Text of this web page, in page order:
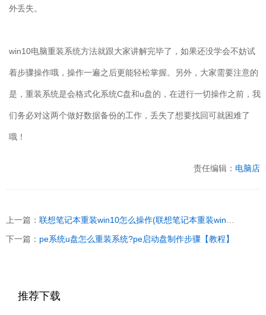
外丢失。
win10电脑重装系统方法就跟大家讲解完毕了，如果还没学会不妨试
着步骤操作哦，操作一遍之后更能轻松掌握。另外，大家需要注意的
是，重装系统是会格式化系统C盘和u盘的，在进行一切操作之前，我
们务必对这两个做好数据备份的工作，丢失了想要找回可就困难了
哦！
责任编辑： 电脑店
上一篇： 联想笔记本重装win10怎么操作(联想笔记本重装win10教程)
下一篇： pe系统u盘怎么重装系统?pe启动盘制作步骤【教程】
推荐下载